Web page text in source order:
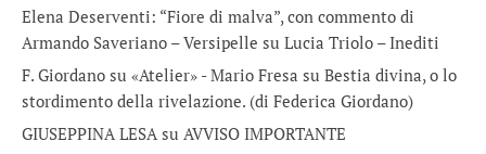
Elena Deserventi: “Fiore di malva”, con commento di
Armando Saveriano – Versipelle su Lucia Triolo – Inediti
F. Giordano su «Atelier» - Mario Fresa su Bestia divina, o lo
stordimento della rivelazione. (di Federica Giordano)
GIUSEPPINA LESAsu AVVISO IMPORTANTE